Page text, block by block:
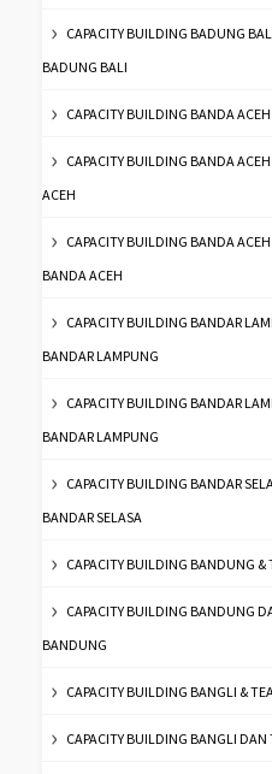
CAPACITY BUILDING BADUNG
BADUNG BALI
CAPACITY BUILDING BANDA ACEH
CAPACITY BUILDING BANDA
ACEH
CAPACITY BUILDING BANDA
BANDA ACEH
CAPACITY BUILDING BANDAR
BANDAR LAMPUNG
CAPACITY BUILDING BANDAR
BANDAR LAMPUNG
CAPACITY BUILDING BANDAR
BANDAR SELASA
CAPACITY BUILDING BANDUNG
CAPACITY BUILDING BANDUNG
BANDUNG
CAPACITY BUILDING BANGLI &
CAPACITY BUILDING BANGLI